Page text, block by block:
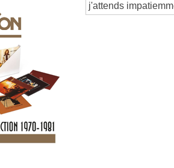
j'attends